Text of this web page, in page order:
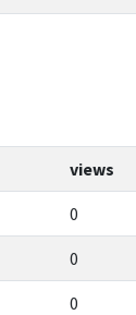
views
0
0
0